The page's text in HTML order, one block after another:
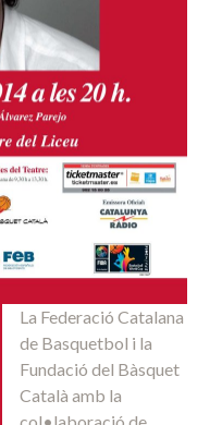
La Federació Catalana
de Basquetbol i la
Fundació del Bàsquet
Català amb la